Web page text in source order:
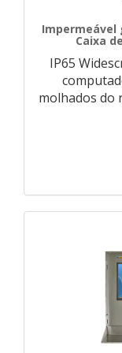
Caixa
IP65
molhados do